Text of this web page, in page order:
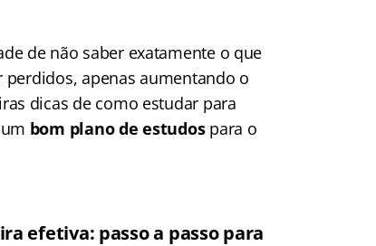
de não saber exatamente o que
apenas aumentando o
dicas de como estudar para
bom plano de estudospara o
efetiva: passo a passo para